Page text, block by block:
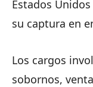
Estados
su captura en
Los cargos
sobornos,